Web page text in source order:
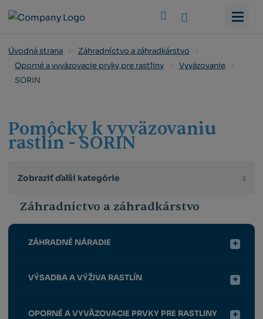
Úvodná strana
Záhradníctvo a záhradkárstvo
Oporné a vyväzovacie prvky pre rastliny
Vyväzovanie
SORIN
Pomôcky k vyväzovaniu
rastlín - SORIN
Zobraziť ďalší kategórie
Záhradníctvo a záhradkárstvo
ZÁHRADNÉ NÁRADIE
VÝSADBA A VÝŽIVA RASTLÍN
OPORNÉ A VYVÄZOVACIE PRVKY PRE RASTLINY